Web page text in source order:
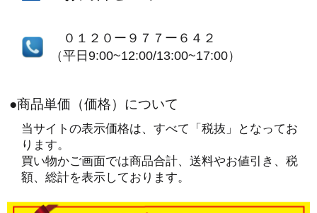
０１２０ー９７７ー６４２
（平日9:00~12:00/13:00~17:00）
●商品単価（価格）について
当サイトの表示価格は、すべて「税抜」となってお
ります。
買い物かご画面では商品合計、送料やお値引き、税
額、総計を表示しております。